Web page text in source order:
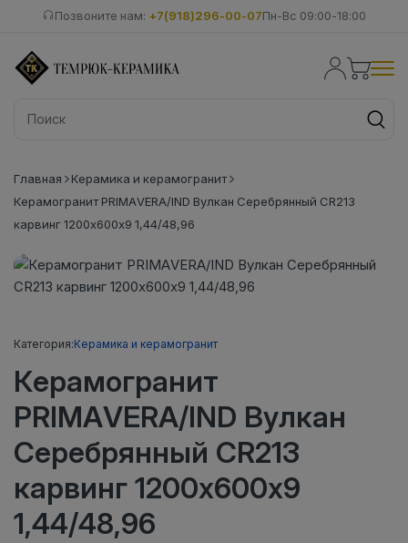
Позвоните нам: +7(918)296-00-07Пн-Вс 09:00-18:00
Главная
Керамика и керамогранит
Керамогранит PRIMAVERA/IND Вулкан Серебрянный CR213
карвинг 1200х600х9 1,44/48,96
Категория:Керамика и керамогранит
Керамогранит
PRIMAVERA/IND Вулкан
Серебрянный CR213
карвинг 1200х600х9
1,44/48,96